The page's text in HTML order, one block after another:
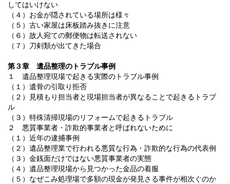
してはいけない
（４）お金が隠されている場所は様々
（５）古い家屋は床板踏み抜きに注意
（６）故人宛ての郵便物は転送されない
（７）刀剣類が出てきた場合
第３章 遺品整理のトラブル事例
１ 遺品整理現場で起きる実際のトラブル事例
（１）遺骨の引取り拒否
（２）見積もり担当者と現場担当者が異なることで起きるトラブ
ル
（３）特殊清掃現場のリフォームで起きるトラブル
２ 悪質事業者・詐欺的事業者と呼ばれないために
（１）近年の逮捕事例
（２）遺品整理業で行われる悪質な行為・詐欺的な行為の代表例
（３）金銭面だけではない悪質事業者の実態
（４）遺品整理現場から見つかった金品の着服
（５）なぜこみ処理場で多額の現金が発見さる事件が相次ぐのか